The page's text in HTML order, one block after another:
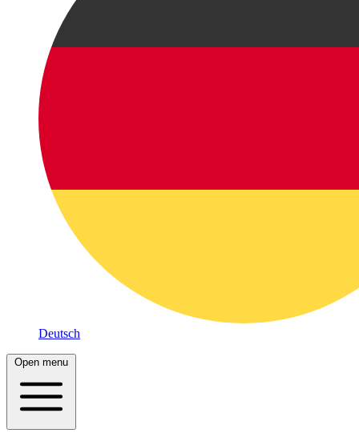
Deutsch
Open menu